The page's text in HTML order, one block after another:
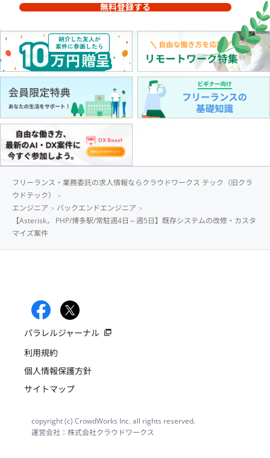
無料登録する
フリーランス・業務委託の求人情報ならクラウドワークス テック（旧クラ
ウドテック）
エンジニア
バックエンドエンジニア
【Asterisk， PHP/博多駅/常駐週4日～週5日】既存システムの改修・カスタ
マイズ案件
パラレルジャーナル
利用規約
個人情報保護方針
サイトマップ
copyright (c) CrowdWorks Inc. all rights reserved.
運営会社：株式会社クラウドワークス